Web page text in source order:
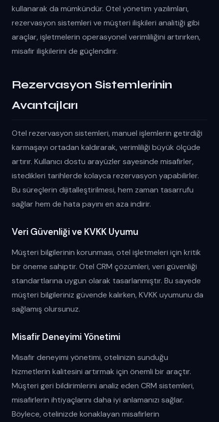
kullanarak da mümkündür. Otel yönetim yazılımları,
rezervasyon sistemleri ve müşteri ilişkileri analitiği gibi
araçlar, işletmelerin operasyonel verimliliğini artırırken,
misafir ilişkilerini de güçlendirir.
Rezervasyon Sistemlerinin
Avantajları
Otel rezervasyon sistemleri, manuel işlemlerin getirdiği
karmaşayı ortadan kaldırarak, verimliliği büyük ölçüde
artırır. Kullanıcı dostu arayüzler sayesinde misafirler,
istedikleri tarihlerde kolayca rezervasyon yapabilirler.
Bu süreçlerin dijitalleştirilmesi, hem zaman tasarrufu
sağlar hem de hata payını en aza indirir.
Veri Güvenliği ve KVKK Uyumu
Müşteri bilgilerinin korunması, otel işletmeleri için kritik
bir öneme sahiptir. Otel CRM çözümleri, veri güvenliği
standartlarına uygun olarak tasarlanmıştır. Bu sayede
müşteri bilgileriniz güvende kalırken, KVKK uyumunu da
sağlamış olursunuz.
Misafir Deneyimi Yönetimi
Misafir deneyimi yönetimi, otelinizin sunduğu
hizmetlerin kalitesini artırmak için önemli bir araçtır.
Müşteri geri bildirimlerini analiz eden CRM sistemleri,
misafirlerin ihtiyaçlarını daha iyi anlamanızı sağlar.
Böylece, otelinizde konaklayan misafirlerin